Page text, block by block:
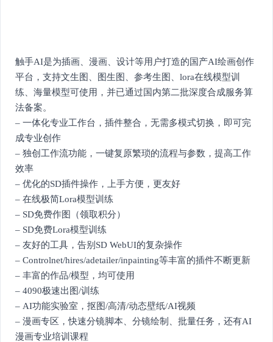
触手AI是为插画、漫画、设计等用户打造的国产AI绘画创作
平台，支持文生图、图生图、参考生图、lora在线模型训
练、海量模型可使用，并已通过国内第二批深度合成服务算
法备案。
– 一体化专业工作台，插件整合，无需多模式切换，即可完
成专业创作
– 独创工作流功能，一键复原繁琐的流程与参数，提高工作
效率
– 优化的SD插件操作，上手方便，更友好
– 在线极简Lora模型训练
– SD免费作图（领取积分）
– SD免费Lora模型训练
– 友好的工具，告别SD WebUI的复杂操作
– Controlnet/hires/adetailer/inpainting等丰富的插件不断更新
– 丰富的作品/模型，均可使用
– 4090极速出图/训练
– AI功能实验室，抠图/高清/动态壁纸/AI视频
– 漫画专区，快速分镜脚本、分镜绘制、批量任务，还有AI
漫画专业培训课程